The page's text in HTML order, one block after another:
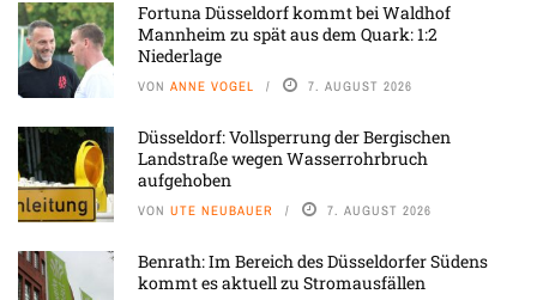
Fortuna Düsseldorf kommt bei Waldhof
Mannheim zu spät aus dem Quark: 1:2
Niederlage
VON ANNE VOGEL 7. AUGUST 2026
Düsseldorf: Vollsperrung der Bergischen
Landstraße wegen Wasserrohrbruch
aufgehoben
VON UTE NEUBAUER 7. AUGUST 2026
Benrath: Im Bereich des Düsseldorfer Südens
kommt es aktuell zu Stromausfällen